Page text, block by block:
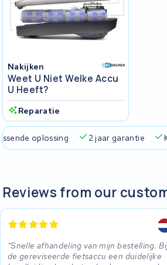
Nakijken
Weet U Niet Welke Accu
U Heeft?
Reparatie
oplossing 2 jaar garantie
Reviews from our
Snelle afhandeling van mijn bestelling.
de gereviseerde fietsaccu een duidelijke